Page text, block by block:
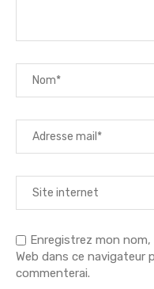
Enregistrez mon
Web dans ce navigateur
commenterai.